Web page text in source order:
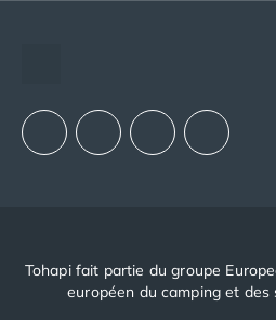
Notre politique RSE
Tohapi fait partie du groupe
européen du camping et des